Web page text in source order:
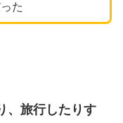
た
、旅行したりす